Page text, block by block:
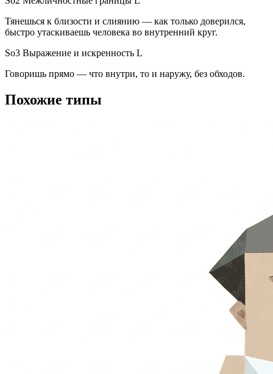
Тянешься к близости и слиянию — как только доверился,
быстро утаскиваешь человека во внутренний круг.
So3 Выражение и искренность L
Говоришь прямо — что внутри, то и наружу, без обходов.
Похожие типы